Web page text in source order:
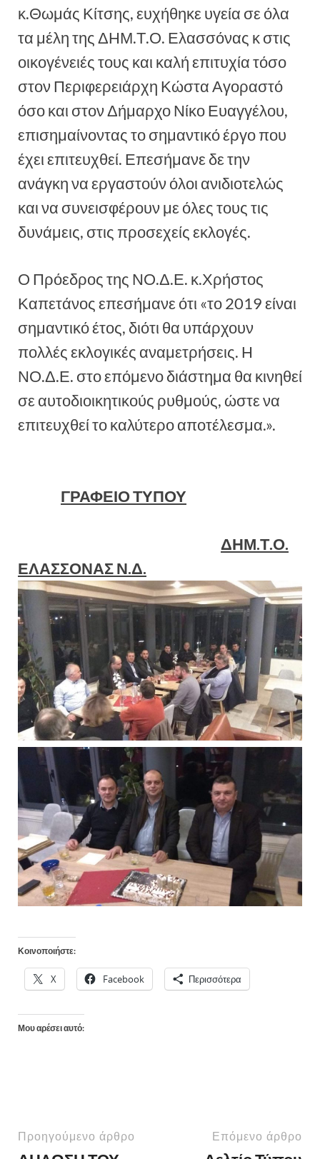
κ.Θωμάς Κίτσης, ευχήθηκε υγεία σε όλα
τα μέλη της ΔΗΜ.Τ.Ο. Ελασσόνας κ στις
οικογένειές τους και καλή επιτυχία τόσο
στον Περιφερειάρχη Κώστα Αγοραστό
όσο και στον Δήμαρχο Νίκο Ευαγγέλου,
επισημαίνοντας το σημαντικό έργο που
έχει επιτευχθεί. Επεσήμανε δε την
ανάγκη να εργαστούν όλοι ανιδιοτελώς
και να συνεισφέρουν με όλες τους τις
δυνάμεις, στις προσεχείς εκλογές.
Ο Πρόεδρος της ΝΟ.Δ.Ε. κ.Χρήστος
Καπετάνος επεσήμανε ότι «το 2019 είναι
σημαντικό έτος, διότι θα υπάρχουν
πολλές εκλογικές αναμετρήσεις. Η
ΝΟ.Δ.Ε. στο επόμενο διάστημα θα κινηθεί
σε αυτοδιοικητικούς ρυθμούς, ώστε να
επιτευχθεί το καλύτερο αποτέλεσμα.».
ΓΡΑΦΕΙΟ ΤΥΠΟΥ
ΔΗΜ.Τ.Ο.
ΕΛΑΣΣΟΝΑΣ Ν.Δ.
Κοινοποιήστε:
X Facebook Περισσότερα
Μου αρέσει αυτό:
Προηγούμενο άρθρο Επόμενο άρθρο